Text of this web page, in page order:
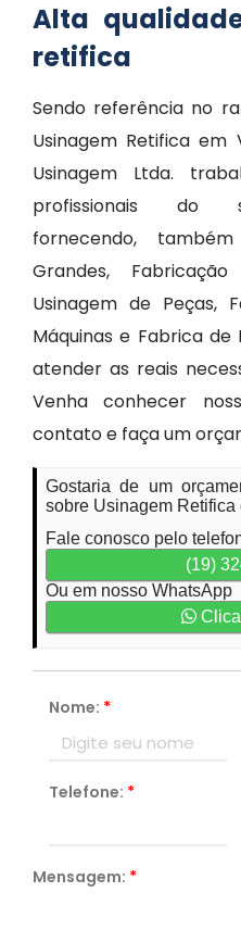
Alta
retifica
Sendo referência no
Usinagem Retifica em
Usinagem Ltda.
profissionais do
fornecendo,
Grandes,
Usinagem de Peças,
Máquinas e Fabrica de
atender as reais
Venha conhecer
contato e faça um
Gostaria de um
sobre Usinagem Retifica
Fale conosco pelo
(19)
Ou em nosso WhatsApp
Nome: *
Telefone: *
Mensagem: *